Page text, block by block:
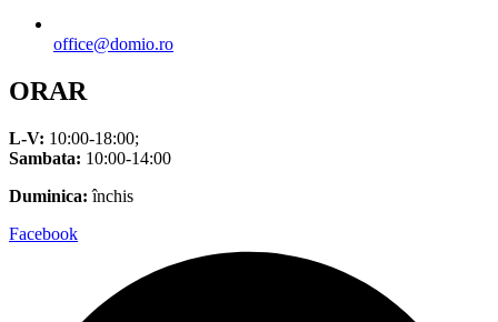
office@domio.ro
ORAR
L-V: 10:00-18:00;
Sambata: 10:00-14:00
Duminica: închis
Facebook